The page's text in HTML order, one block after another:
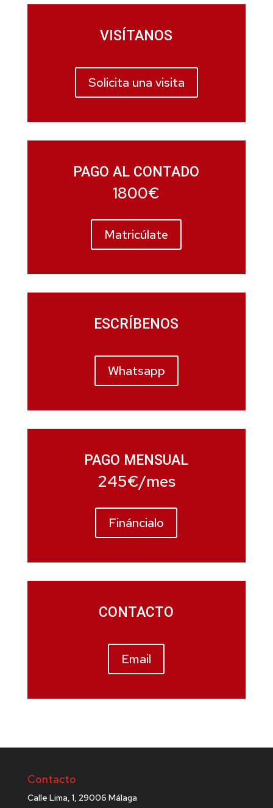
VISÍTANOS
Solicita una visita
PAGO AL CONTADO
1800€
Matricúlate
ESCRÍBENOS
Whatsapp
PAGO MENSUAL
245€/mes
Fináncialo
CONTACTO
Email
Contacto
Calle Lima, 1, 29006 Málaga